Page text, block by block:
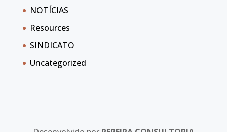
NOTÍCIAS
Resources
SINDICATO
Uncategorized